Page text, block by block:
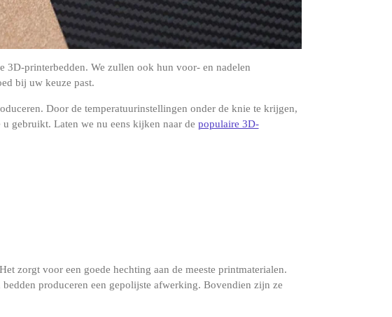
3D-printerbedden. We zullen ook hun voor- en nadelen
bij uw keuze past.
Door de temperatuurinstellingen onder de knie te krijgen,
gebruikt. Laten we nu eens kijken naar de populaire 3D-
zorgt voor een goede hechting aan de meeste printmaterialen.
produceren een gepolijste afwerking. Bovendien zijn ze